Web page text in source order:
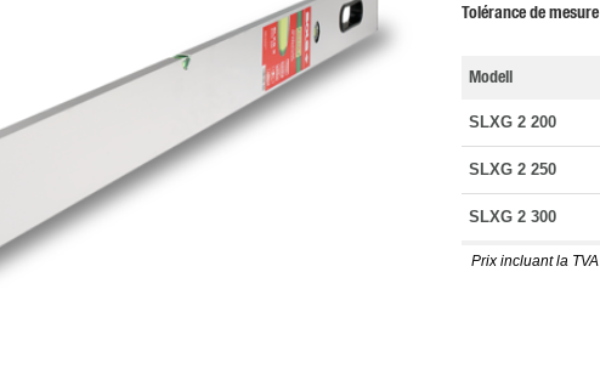
Tolérance de
Modell
SLXG 2 200
SLXG 2 250
SLXG 2 300
Prix incluant la